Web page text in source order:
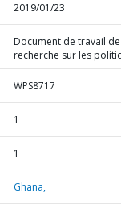
2019/01/23
Document de travail de
recherche sur les
WPS8717
1
1
Ghana,